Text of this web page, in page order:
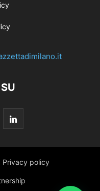
Privacy policy